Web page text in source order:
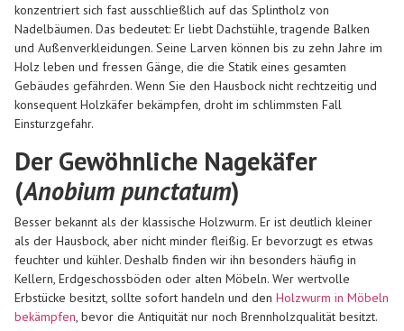
konzentriert sich fast ausschließlich auf das Splintholz von
Nadelbäumen. Das bedeutet: Er liebt Dachstühle, tragende Balken
und Außenverkleidungen. Seine Larven können bis zu zehn Jahre im
Holz leben und fressen Gänge, die die Statik eines gesamten
Gebäudes gefährden. Wenn Sie den Hausbock nicht rechtzeitig und
konsequent Holzkäfer bekämpfen, droht im schlimmsten Fall
Einsturzgefahr.
Der Gewöhnliche Nagekäfer
(Anobium punctatum)
Besser bekannt als der klassische Holzwurm. Er ist deutlich kleiner
als der Hausbock, aber nicht minder fleißig. Er bevorzugt es etwas
feuchter und kühler. Deshalb finden wir ihn besonders häufig in
Kellern, Erdgeschossböden oder alten Möbeln. Wer wertvolle
Erbstücke besitzt, sollte sofort handeln und den Holzwurm in Möbeln
bekämpfen, bevor die Antiquität nur noch Brennholzqualität besitzt.